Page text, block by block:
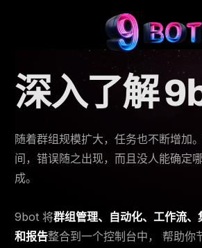
深入了解
随着群组规模扩大，任务也不断增加
间，错误随之出现，而且没人能确定
成。
9bot 将群组管理、自动化、工作流、
和报告整合到一个控制台中， 帮助你
English
Português
中文 (中国)